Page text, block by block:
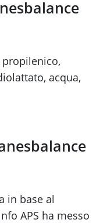
acqua,
in base al
APS ha messo